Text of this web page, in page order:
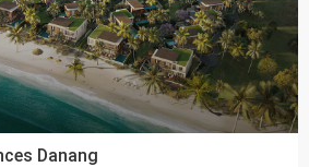
Danang